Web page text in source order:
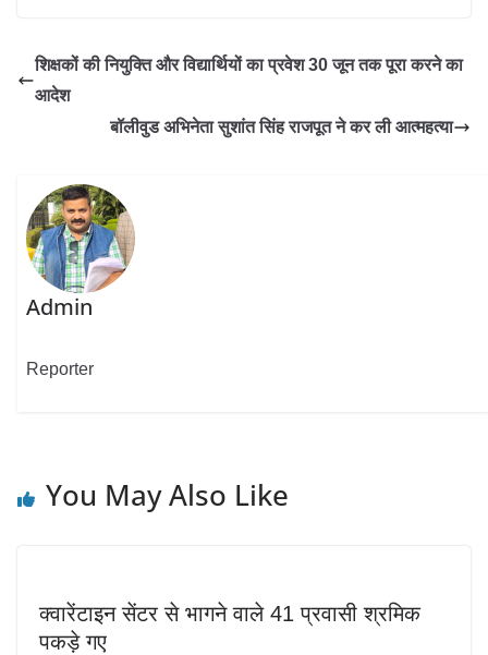
शिक्षकों की नियुक्ति और विद्यार्थियों का प्रवेश 30 जून तक पूरा करने का
आदेश
बॉलीवुड अभिनेता सुशांत सिंह राजपूत ने कर ली आत्महत्या
Admin
Reporter
You May Also Like
क्वारेंटाइन सेंटर से भागने वाले 41 प्रवासी श्रमिक
पकड़े गए